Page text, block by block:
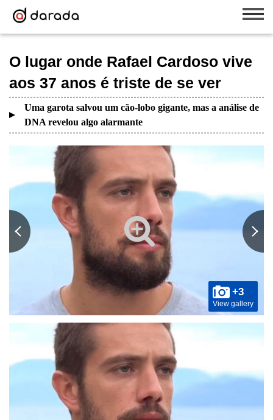
O lugar onde Rafael Cardoso vive
aos 37 anos é triste de se ver
Uma garota salvou um cão-lobo gigante, mas a análise de
DNA revelou algo alarmante
+3
View gallery